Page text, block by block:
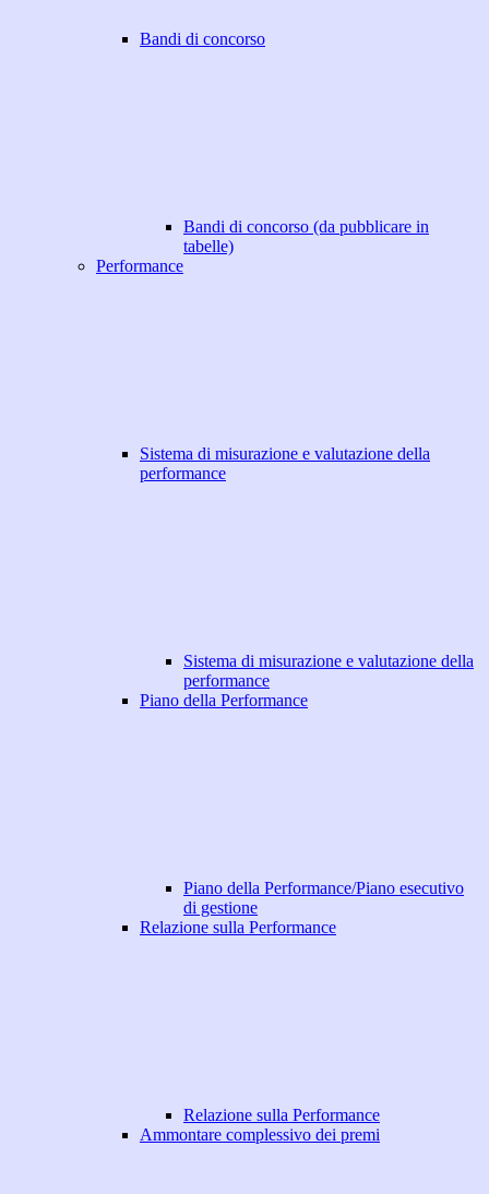
Bandi di concorso
Bandi di concorso (da pubblicare in
tabelle)
Performance
Sistema di misurazione e valutazione della
performance
Sistema di misurazione e valutazione della
performance
Piano della Performance
Piano della Performance/Piano esecutivo
di gestione
Relazione sulla Performance
Relazione sulla Performance
Ammontare complessivo dei premi